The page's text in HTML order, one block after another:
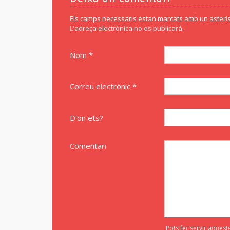
Els camps necessaris estan marcats amb un
L'adreça electrònica no es publicarà.
Nom *
Correu electrònic *
D'on ets?
Comentari